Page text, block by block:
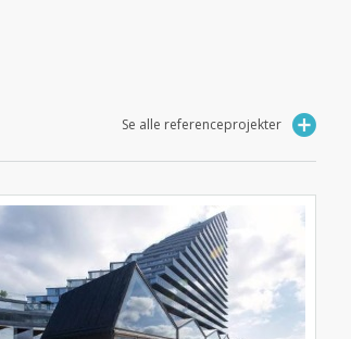
Se alle referenceprojekter